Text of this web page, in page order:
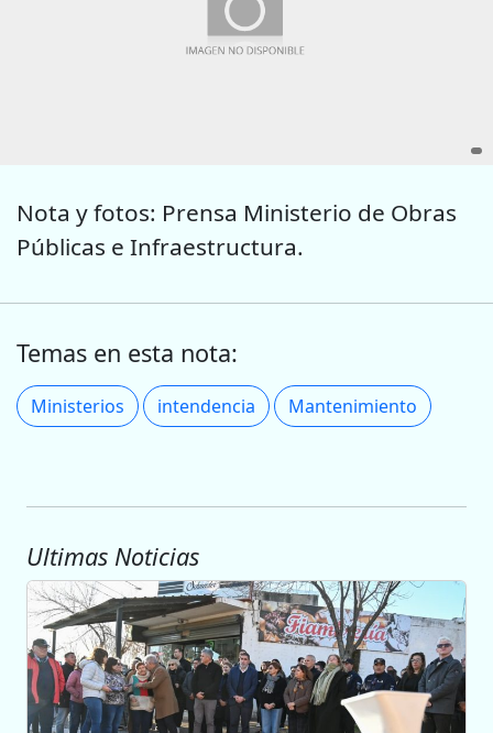
Nota y fotos: Prensa Ministerio de Obras
Públicas e Infraestructura.
Temas en esta nota:
Ministerios intendencia Mantenimiento
Ultimas Noticias